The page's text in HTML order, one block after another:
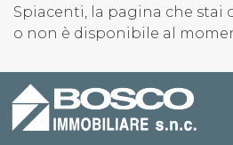
Lascia Una Richiesta
Contatti
Spiacenti, la pagina che stai
o non è disponibile al